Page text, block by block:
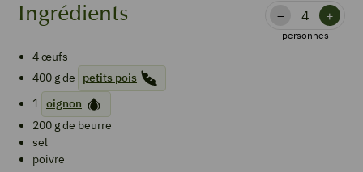
Ingrédients – +
personnes
4œufs
400 g de
petits pois
1 oignon
200 g de beurre
sel
poivre